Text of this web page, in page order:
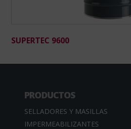
SUPERTEC 9600
PRODUCTOS
SELLADORES Y MASILLAS
IMPERMEABILIZANTES